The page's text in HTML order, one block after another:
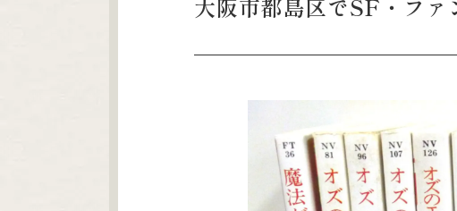
大阪市都島区でSF・フ